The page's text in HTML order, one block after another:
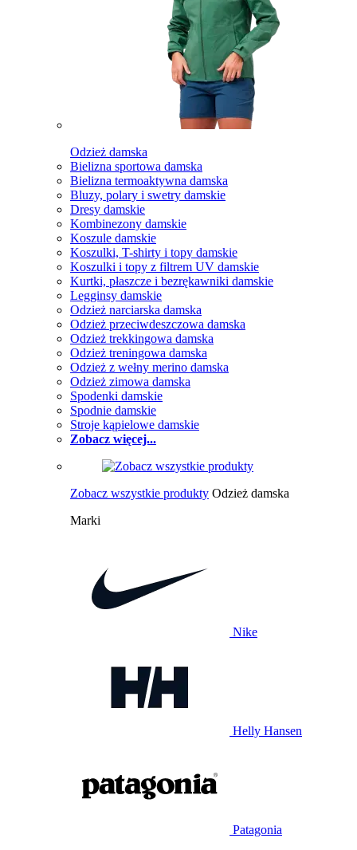
Odzież damska
Bielizna sportowa damska
Bielizna termoaktywna damska
Bluzy, polary i swetry damskie
Dresy damskie
Kombinezony damskie
Koszule damskie
Koszulki, T-shirty i topy damskie
Koszulki i topy z filtrem UV damskie
Kurtki, płaszcze i bezrękawniki damskie
Legginsy damskie
Odzież narciarska damska
Odzież przeciwdeszczowa damska
Odzież trekkingowa damska
Odzież treningowa damska
Odzież z wełny merino damska
Odzież zimowa damska
Spodenki damskie
Spodnie damskie
Stroje kąpielowe damskie
Zobacz więcej...
Zobacz wszystkie produkty Odzież damska
Marki
Nike
Helly Hansen
Patagonia